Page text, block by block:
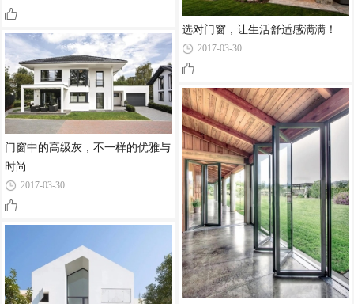
门窗中的高级灰，不一样的优雅与
时尚
2017-03-30
选对门窗，让生活舒适感满满！
2017-03-30